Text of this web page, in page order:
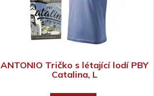
ANTONIO Tričko s létající lodí PBY
Catalina, L